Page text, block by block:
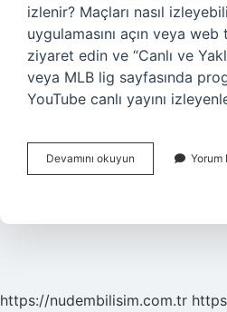
izlenir? Maçları nasıl
uygulamasını açın veya web
ziyaret edin ve “Canlı ve
veya MLB lig sayfasında
YouTube canlı yayını
Devamını okuyun Youtube
Canlı
Izlenir
Yorum
https://nudembilisim.com.tr